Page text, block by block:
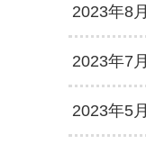
2023年8月
2023年7月
2023年5月